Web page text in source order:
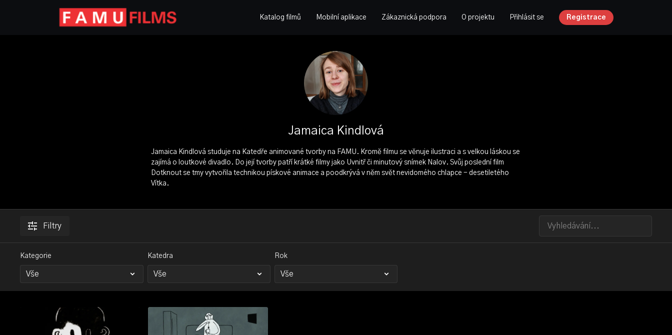
Katalog filmů Mobilní aplikace Zákaznická podpora O projektu Přihlásit se Registrace
Jamaica Kindlová
Jamaica Kindlová studuje na Katedře animované tvorby na FAMU. Kromě filmu se věnuje ilustraci a s velkou láskou se
zajímá o loutkové divadlo. Do její tvorby patří krátké filmy jako Uvnitř či minutový snímek Nalov. Svůj poslední film
Dotknout se tmy vytvořila technikou pískové animace a poodkrývá v něm svět nevidomého chlapce - desetiletého
Vítka.
Filtry
Kategorie Katedra Rok